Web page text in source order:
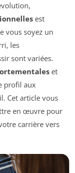
est
vous soyez un
les
sont variées.
et
profil aux
Cet article vous
en œuvre pour
carrière vers